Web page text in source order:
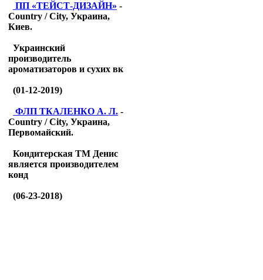
ПП «ТЕЙСТ-ДИЗАЙН» -
Country / City, Украина,
Киев.
Украинский
производитель
ароматизаторов и сухих вк
(01-12-2019)
ФЛП ТКАЛЕНКО А. Л. -
Country / City, Украина,
Первомайский.
Кондитерская ТМ Денис
является производителем
конд
(06-23-2018)